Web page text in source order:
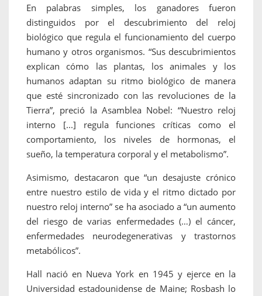
En palabras simples, los ganadores fueron
distinguidos por el descubrimiento del reloj
biológico que regula el funcionamiento del cuerpo
humano y otros organismos. “Sus descubrimientos
explican cómo las plantas, los animales y los
humanos adaptan su ritmo biológico de manera
que esté sincronizado con las revoluciones de la
Tierra”, preció la Asamblea Nobel: “Nuestro reloj
interno [...] regula funciones críticas como el
comportamiento, los niveles de hormonas, el
sueño, la temperatura corporal y el metabolismo”.
Asimismo, destacaron que “un desajuste crónico
entre nuestro estilo de vida y el ritmo dictado por
nuestro reloj interno” se ha asociado a “un aumento
del riesgo de varias enfermedades (…) el cáncer,
enfermedades neurodegenerativas y trastornos
metabólicos”.
Hall nació en Nueva York en 1945 y ejerce en la
Universidad estadounidense de Maine; Rosbash lo